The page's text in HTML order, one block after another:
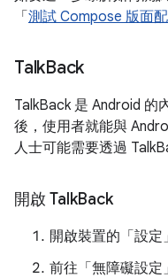
「 測試 Compose 版面
TalkBack
TalkBack 是 Android 的
後，使用者就能與
人士可能需要透過
開啟 TalkBack
開啟裝置的「設定
前往「無障礙設定」